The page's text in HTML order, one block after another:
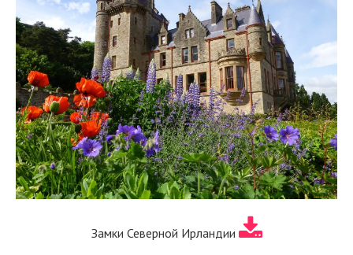
Замки Северной Ирландии